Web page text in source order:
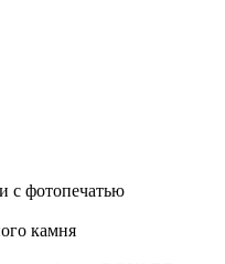
с фотопечатью
камня